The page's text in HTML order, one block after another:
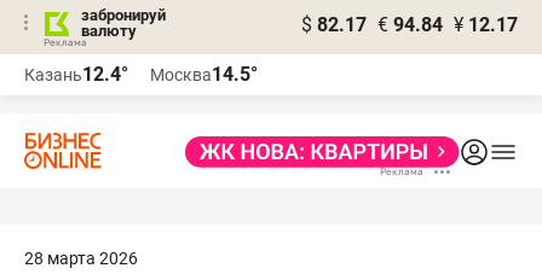
забронируй
валюту
$ 82.17 € 94.84 ¥ 12.17
Казань12.4° Москва14.5°
28 марта 2026